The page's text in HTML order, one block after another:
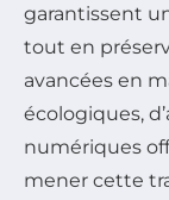
garantissent
tout en
avancées en
écologiques,
numériques
mener cette